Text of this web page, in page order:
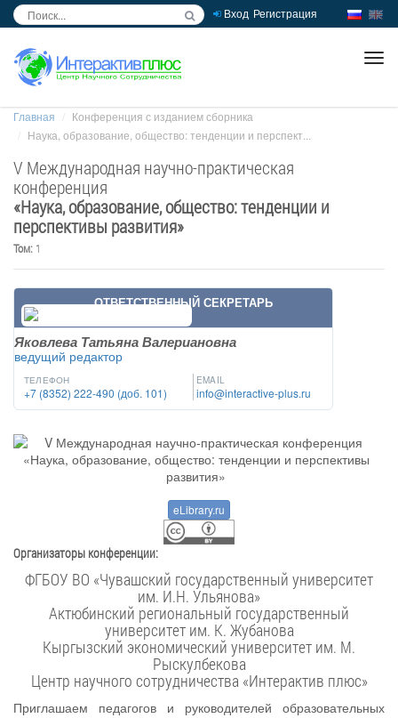
Вход Регистрация
Главная
Конференция с изданием сборника
Наука, образование, общество: тенденции и перспект...
V Международная научно-практическая
конференция
«Наука, образование, общество: тенденции и
перспективы развития»
Том: 1
ОТВЕТСТВЕННЫЙ СЕКРЕТАРЬ
Яковлева Татьяна Валериановна
ведущий редактор
ТЕЛЕФОН
+7 (8352) 222-490 (доб. 101)
EMAIL
info@interactive-plus.ru
eLibrary.ru
Организаторы конференции:
ФГБОУ ВО «Чувашский государственный университет
им. И.Н. Ульянова»
Актюбинский региональный государственный
университет им. К. Жубанова
Кыргызский экономический университет им. М.
Рыскулбекова
Центр научного сотрудничества «Интерактив плюс»
Приглашаем педагогов и руководителей образовательных